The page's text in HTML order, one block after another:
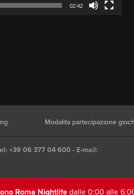
Roma Nightlife dalle 0:00 alle
02:42
Modalità partecipazione
+39 06 377 04 600 - E-mail: